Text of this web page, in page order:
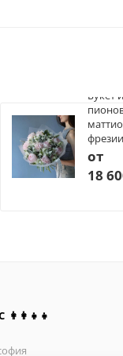
Букет
фрезии
от
18